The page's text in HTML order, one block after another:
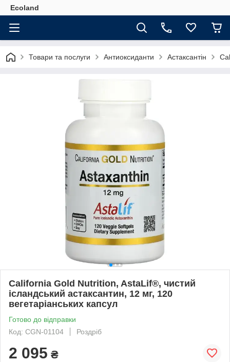
Ecoland
Товари та послуги Антиоксиданти Астаксантін
California Gold Nutrition, AstaLif®, чистий
ісландський астаксантин, 12 мг, 120
вегетаріанських капсул
Готово до відправки
Код: CGN-01104
Роздріб
2 095 ₴